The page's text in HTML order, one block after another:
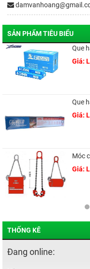
SẢN PHẨM TIÊU BIỂU
Que
Giá:
Que
Giá:
Móc
Giá:
THỐNG KÊ
Đang online: